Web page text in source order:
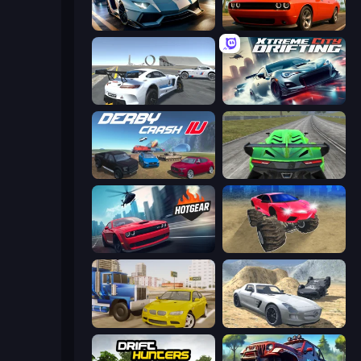
Parking Fury 3D: Side Hustle Drive Quest
Xtreme City Drifting
Derby Crash 4 Speed Racing Pro 2
Hotgear
Crazy Car Stunts Derby Crash 2